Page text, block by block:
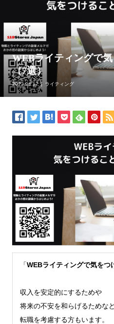
WEBライティングで
（7選）
2022.04.17 ライティング
「WEBライティングで気をつ
収入を安定的にするためや
将来の不安を和らげるためな
転職を考慮する方もいます。